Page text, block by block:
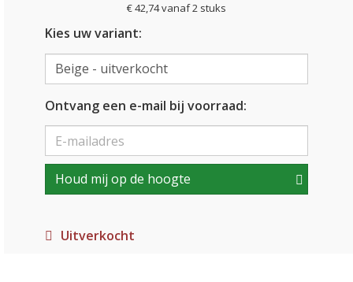
€ 42,74 vanaf 2 stuks
Kies uw variant:
Ontvang een e-mail bij voorraad:
Houd mij op de hoogte
Uitverkocht